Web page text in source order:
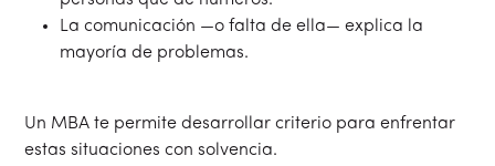
La comunicación —o falta de ella— explica la
mayoría de problemas.
Un MBA te permite desarrollar criterio para enfrentar
estas situaciones con solvencia.